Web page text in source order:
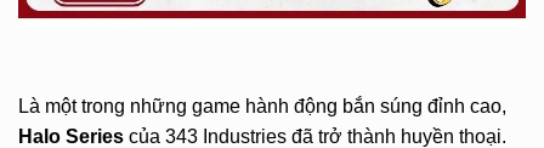
Là một trong những game hành động bắn súng đỉnh cao,
Halo Series của 343 Industries đã trở thành huyền thoại.